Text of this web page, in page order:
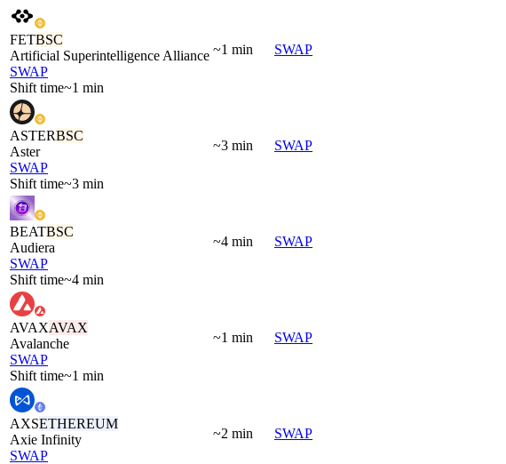
FETBSC
Artificial Superintelligence Alliance
SWAP
Shift time~1 min
~1 min SWAP
ASTERBSC
Aster
SWAP
Shift time~3 min
~3 min SWAP
BEATBSC
Audiera
SWAP
Shift time~4 min
~4 min SWAP
AVAXAVAX
Avalanche
SWAP
Shift time~1 min
~1 min SWAP
AXSETHEREUM
Axie Infinity
SWAP
~2 min SWAP